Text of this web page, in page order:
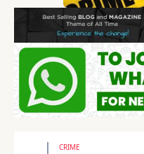
CRIME